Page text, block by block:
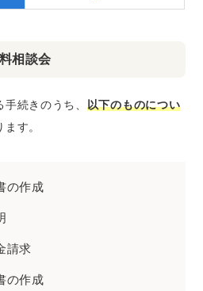
相談会
続きのうち、 以下のものについ
す。
の作成
請求
の作成